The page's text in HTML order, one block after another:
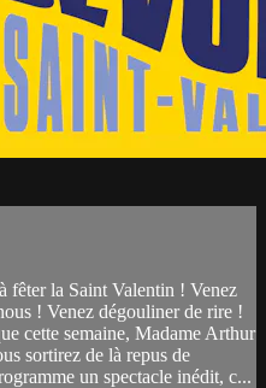
fêter la Saint Valentin ! Venez
! Venez dégouliner de rire !
cette semaine, Madame Arthur
sortirez de là repus de
un spectacle inédit, c...